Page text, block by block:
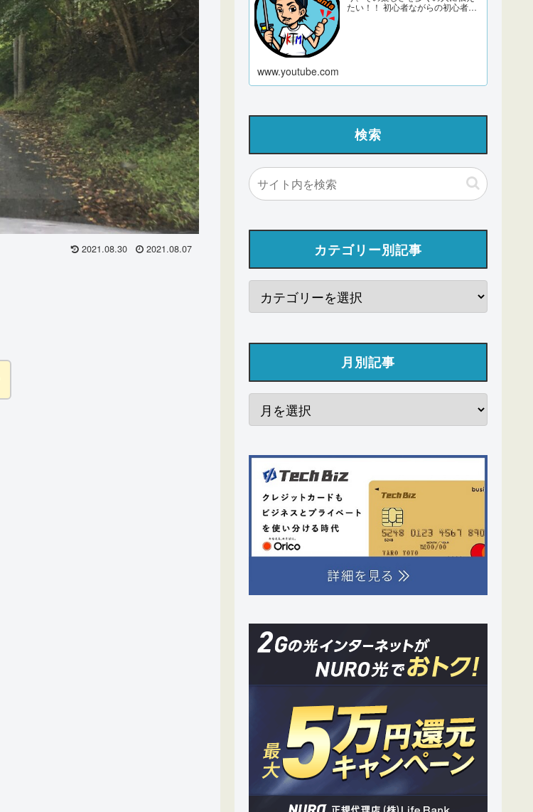
2021.08.30 2021.08.07
たい！！ 初心者ながらの初心者目
www.youtube.com
検索
カテゴリー別記事
月別記事